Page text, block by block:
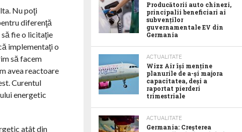
Nu poţi
diferenţă
să fie o licitaţie
implementaţi o
să facem
avea reactoare
Curentul
energetic
atât din
Producătorii auto chinezi,
principalii beneficiari ai
subvenților
guvernamentale EV din
Germania
ACTUALITATE
Wizz Air își menține
planurile de a-și majora
capacitatea, deși a
raportat pierderi
trimestriale
ACTUALITATE
Germania: Creșterea